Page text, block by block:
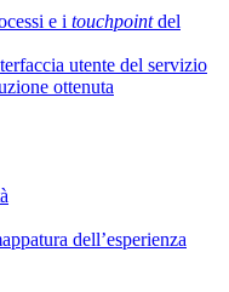
e i touchpointdel
utente del servizio
ottenuta
dell’esperienza